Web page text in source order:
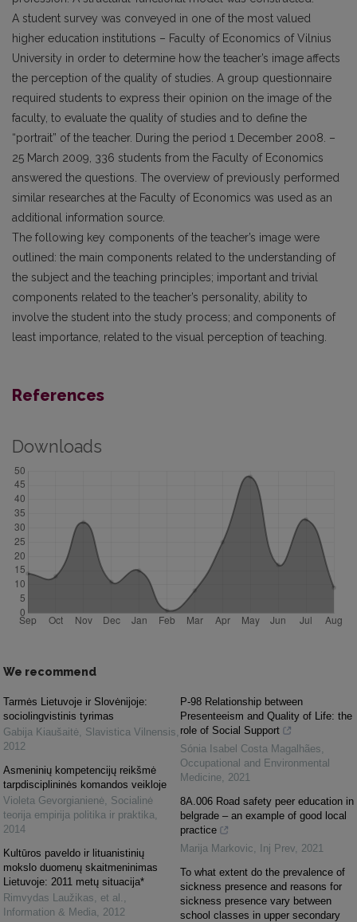
A student survey was conveyed in one of the most valued
higher education institutions – Faculty of Economics of Vilnius
University in order to determine how the teacher’s image affects
the perception of the quality of studies. A group questionnaire
required students to express their opinion on the image of the
faculty, to evaluate the quality of studies and to define the
“portrait” of the teacher. During the period 1 December 2008. –
25 March 2009, 336 students from the Faculty of Economics
answered the questions. The overview of previously performed
similar researches at the Faculty of Economics was used as an
additional information source.
The following key components of the teacher’s image were
outlined: the main components related to the understanding of
the subject and the teaching principles; important and trivial
components related to the teacher’s personality, ability to
involve the student into the study process; and components of
least importance, related to the visual perception of teaching.
References
Downloads
We recommend
Tarmės Lietuvoje ir Slovėnijoje:
sociolingvistinis tyrimas
Gabija Kiaušaitė, Slavistica Vilnensis,
2012
Asmeninių kompetencijų reikšmė
tarpdisciplininės komandos veikloje
Violeta Gevorgianienė, Socialinė
teorija empirija politika ir praktika,
2014
Kultūros paveldo ir lituanistinių
mokslo duomenų skaitmeninimas
Lietuvoje: 2011 metų situacija*
Rimvydas Laužikas, et al. ,
Information & Media, 2012
P-98 Relationship between
Presenteeism and Quality of Life: the
role of Social Support
Sónia Isabel Costa Magalhães,
Occupational and Environmental
Medicine, 2021
8A.006 Road safety peer education in
belgrade – an example of good local
practice
Marija Markovic, Inj Prev, 2021
To what extent do the prevalence of
sickness presence and reasons for
sickness presence vary between
school classes in upper secondary